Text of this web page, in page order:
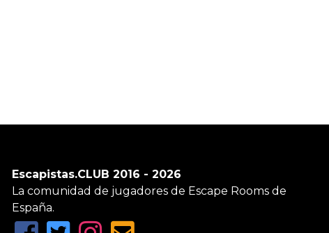
Escapistas.CLUB 2016 - 2026
La comunidad de jugadores de Escape Rooms de
España.